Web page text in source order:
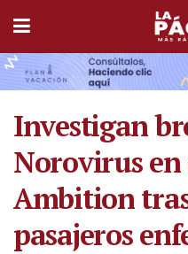
Investigan
Norovirus en
Ambition
pasajeros